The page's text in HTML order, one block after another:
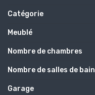
Catégorie
Meublé
Nombre de chambres
Nombre de salles de bain
Garage